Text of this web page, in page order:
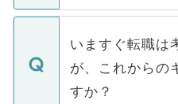
関を公にしてしま
に、医療機関が求
みを人材紹介会社
ています。
定を承諾する必要
の辞退の連絡はキ
個人情報が漏えい
で、ご安心くださ
などで収集したご
ご本人のキャリア
支援を目的に使用
いますぐ転職は
が、これからの
すか？